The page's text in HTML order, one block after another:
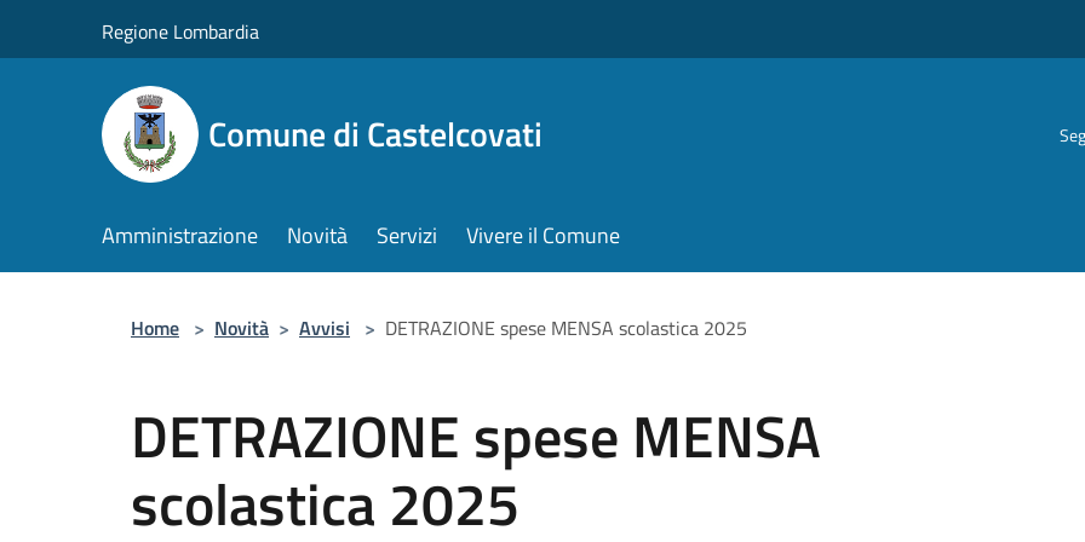
Regione Lombardia
Comune di Castelcovati
Amministrazione Novità Servizi Vivere il Comune
Home > Novità > Avvisi > DETRAZIONE spese MENSA scolastica 2025
DETRAZIONE spese MENSA
scolastica 2025